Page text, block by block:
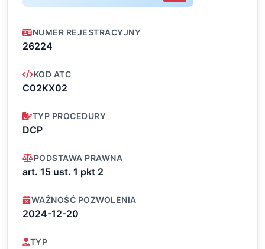
NUMER REJESTRACYJNY
26224
KOD ATC
C02KX02
TYP PROCEDURY
DCP
PODSTAWA PRAWNA
art. 15 ust. 1 pkt 2
WAŻNOŚĆ POZWOLENIA
2024-12-20
TYP